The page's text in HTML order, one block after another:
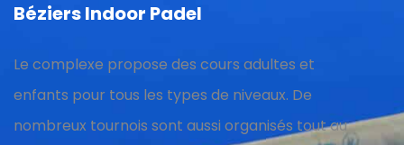
Béziers Indoor Padel
Le complexe propose des cours adultes et
enfants pour tous les types de niveaux. De
nombreux tournois sont aussi organisés tout au